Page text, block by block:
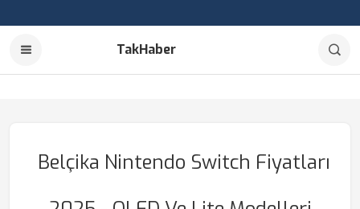
TakHaber
Belçika Nintendo Switch Fiyatları